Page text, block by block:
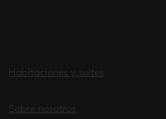
Habitaciones y suites
Sobre nosotros